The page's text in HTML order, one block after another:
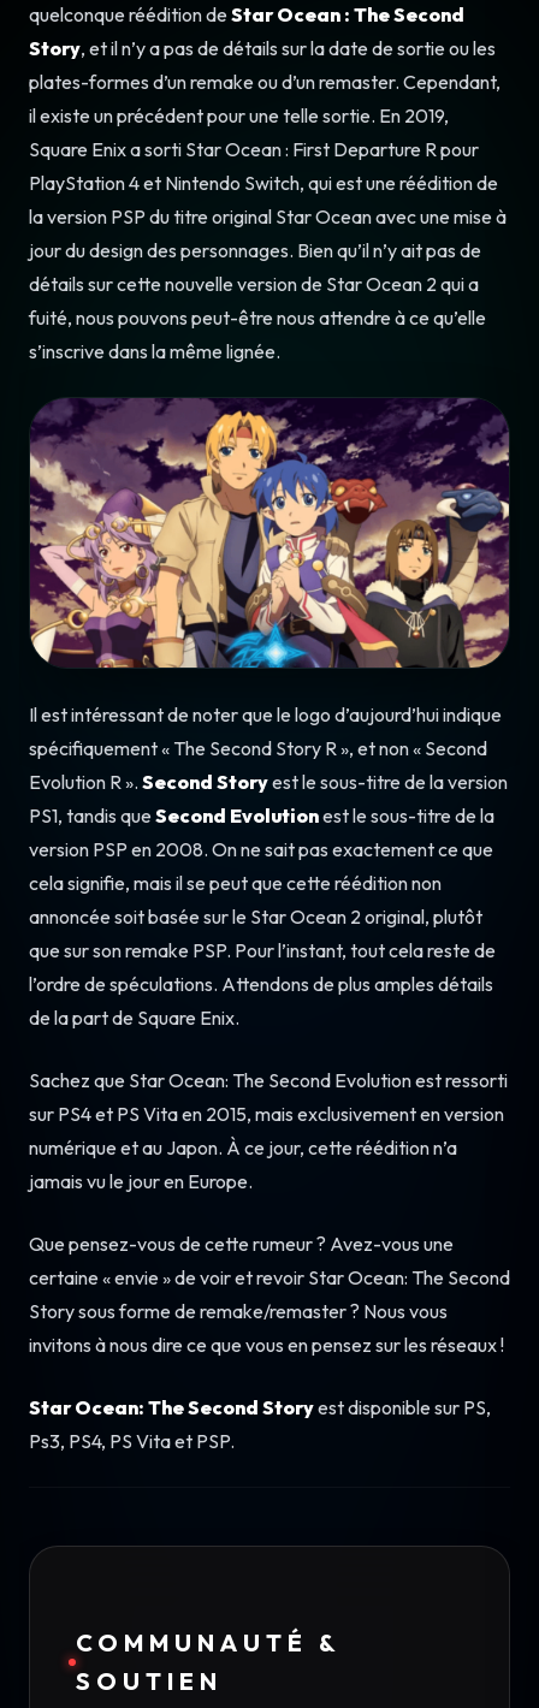
quelconque réédition deStar Ocean : The Second
Story, et il n’y a pas de détails sur la date de sortie ou les
plates-formes d’un remake ou d’un remaster. Cependant,
il existe un précédent pour une telle sortie. En 2019,
Square Enix a sorti Star Ocean : First Departure R pour
PlayStation 4 et Nintendo Switch, qui est une réédition de
la version PSP du titre original Star Ocean avec une mise à
jour du design des personnages. Bien qu’il n’y ait pas de
détails sur cette nouvelle version de Star Ocean 2 qui a
fuité, nous pouvons peut-être nous attendre à ce qu’elle
s’inscrive dans la même lignée.
Il est intéressant de noter que le logo d’aujourd’hui indique
spécifiquement « The Second Story R », et non « Second
Evolution R ». Second Storyest le sous-titre de la version
PS1, tandis queSecond Evolutionest le sous-titre de la
version PSP en 2008. On ne sait pas exactement ce que
cela signifie, mais il se peut que cette réédition non
annoncée soit basée sur le Star Ocean 2 original, plutôt
que sur son remake PSP. Pour l’instant, tout cela reste de
l’ordre de spéculations. Attendons de plus amples détails
de la part de Square Enix.
Sachez que Star Ocean: The Second Evolution est ressorti
sur PS4 et PS Vita en 2015, mais exclusivement en version
numérique et au Japon. À ce jour, cette réédition n’a
jamais vu le jour en Europe.
Que pensez-vous de cette rumeur ? Avez-vous une
certaine « envie » de voir et revoir Star Ocean: The Second
Story sous forme de remake/remaster ? Nous vous
invitons à nous dire ce que vous en pensez sur les réseaux !
Star Ocean: The Second Storyest disponible sur PS,
Ps3, PS4, PS Vita et PSP.
COMMUNAUTÉ &
SOUTIEN